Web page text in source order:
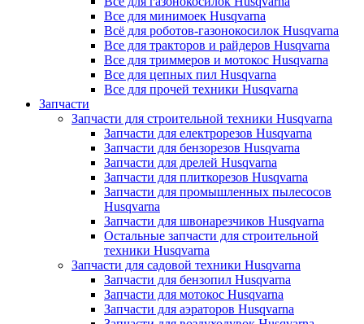
Все для минимоек Husqvarna
Всё для роботов-газонокосилок Husqvarna
Все для тракторов и райдеров Husqvarna
Все для триммеров и мотокос Husqvarna
Все для цепных пил Husqvarna
Все для прочей техники Husqvarna
Запчасти
Запчасти для строительной техники Husqvarna
Запчасти для електрорезов Husqvarna
Запчасти для бензорезов Husqvarna
Запчасти для дрелей Husqvarna
Запчасти для плиткорезов Husqvarna
Запчасти для промышленных пылесосов
Husqvarna
Запчасти для швонарезчиков Husqvarna
Остальные запчасти для строительной
техники Husqvarna
Запчасти для садовой техники Husqvarna
Запчасти для бензопил Husqvarna
Запчасти для мотокос Husqvarna
Запчасти для аэраторов Husqvarna